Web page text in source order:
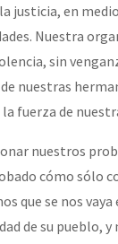
justicia, en
Nuestra
sin
nuestras
fuerza de
nuestros
cómo sólo
que se nos
de su pueblo, y